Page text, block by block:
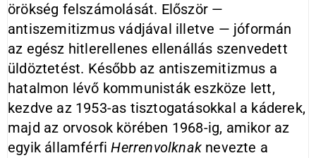
örökség felszámolását. Először —
antiszemitizmus vádjával illetve — jóformán
az egész hitlerellenes ellenállás szenvedett
üldöztetést. Később az antiszemitizmus a
hatalmon lévő kommunisták eszköze lett,
kezdve az 1953-as tisztogatásokkal a káderek,
majd az orvosok körében 1968-ig, amikor az
egyik államférfiHerrenvolknak nevezte a